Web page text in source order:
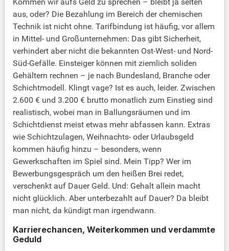
aus, oder? Die Bezahlung im Bereich der chemischen
Technik ist nicht ohne. Tarifbindung ist häufig, vor allem
in Mittel- und Großunternehmen: Das gibt Sicherheit,
verhindert aber nicht die bekannten Ost-West- und Nord-
Süd-Gefälle. Einsteiger können mit ziemlich soliden
Gehältern rechnen – je nach Bundesland, Branche oder
Schichtmodell. Klingt vage? Ist es auch, leider. Zwischen
2.600 € und 3.200 € brutto monatlich zum Einstieg sind
realistisch, wobei man in Ballungsräumen und im
Schichtdienst meist etwas mehr abfassen kann. Extras
wie Schichtzulagen, Weihnachts- oder Urlaubsgeld
kommen häufig hinzu – besonders, wenn
Gewerkschaften im Spiel sind. Mein Tipp? Wer im
Bewerbungsgespräch um den heißen Brei redet,
verschenkt auf Dauer Geld. Und: Gehalt allein macht
nicht glücklich. Aber unterbezahlt auf Dauer? Da bleibt
man nicht, da kündigt man irgendwann.
Karrierechancen, Weiterkommen und verdammte
Geduld